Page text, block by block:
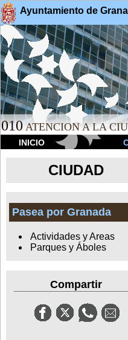
Ayuntamiento de
010 ATENCION A LA
INICIO
CIUDAD
Pasea por Granada
Actividades y Areas
Parques y Áboles
Compartir